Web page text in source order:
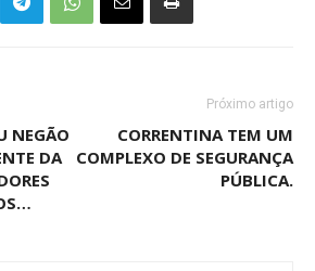
NEGÃO
DA
Próximo artigo
CORRENTINA TEM UM
COMPLEXO DE SEGURANÇA
PÚBLICA.